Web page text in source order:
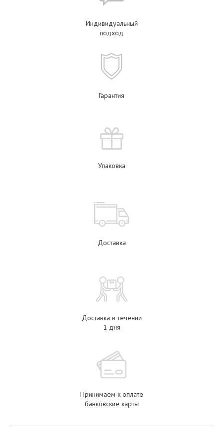
Индивидуальный
подход
Гарантия
Упаковка
Доставка
Доставка в течении
1 дня
Принимаем к оплате
банковские карты